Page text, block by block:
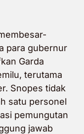
para gubernur
Garda
terutama
Snopes tidak
satu personel
pemungutan
jawab